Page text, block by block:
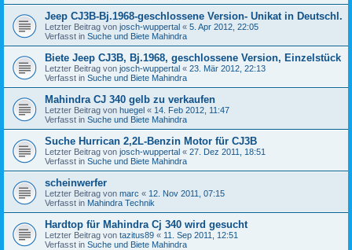
Jeep CJ3B-Bj.1968-geschlossene Version- Unikat in Deutschl.
Letzter Beitrag von josch-wuppertal « 5. Apr 2012, 22:05
Verfasst in Suche und Biete Mahindra
Biete Jeep CJ3B, Bj.1968, geschlossene Version, Einzelstück
Letzter Beitrag von josch-wuppertal « 23. Mär 2012, 22:13
Verfasst in Suche und Biete Mahindra
Mahindra CJ 340 gelb zu verkaufen
Letzter Beitrag von huegel « 14. Feb 2012, 11:47
Verfasst in Suche und Biete Mahindra
Suche Hurrican 2,2L-Benzin Motor für CJ3B
Letzter Beitrag von josch-wuppertal « 27. Dez 2011, 18:51
Verfasst in Suche und Biete Mahindra
scheinwerfer
Letzter Beitrag von marc « 12. Nov 2011, 07:15
Verfasst in Mahindra Technik
Hardtop für Mahindra Cj 340 wird gesucht
Letzter Beitrag von tazitus89 « 11. Sep 2011, 12:51
Verfasst in Suche und Biete Mahindra